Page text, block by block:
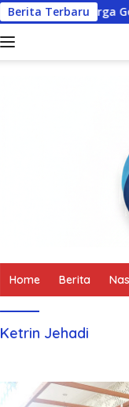
Berita Terbaru
Warga Gorontalo
Home Berita
Ketrin Jehadi